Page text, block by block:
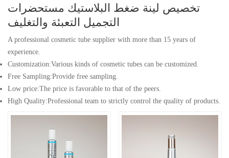
تخصيص لينة ضغط البلاستيك مستحضرات
التجميل التعبئة والتغليف
A professional cosmetic tube supplier with more than 15 years of
experience.
Customization:Various kinds of cosmetic tubes can be customized.
Free Sampling:Provide free sampling.
Low price:The price is favorable to that of the peers.
High Quality:Professional team to strictly control the quality of products.